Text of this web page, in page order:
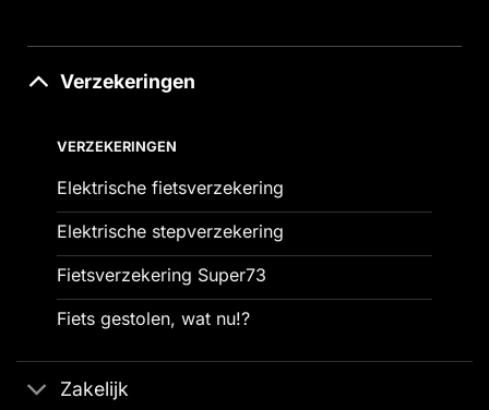
Verzekeringen
VERZEKERINGEN
Elektrische fietsverzekering
Elektrische stepverzekering
Fietsverzekering Super73
Fiets gestolen, wat nu!?
Zakelijk